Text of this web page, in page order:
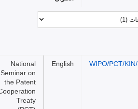
English
National